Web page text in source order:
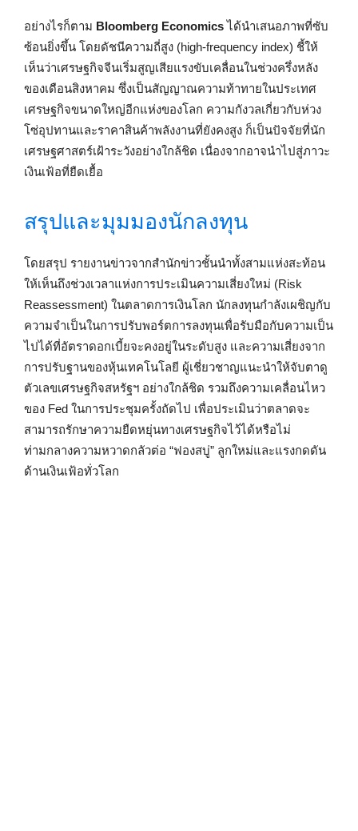
อย่างไรก็ตาม Bloomberg Economicsได้นำเสนอภาพที่ซับ
ซ้อนยิ่งขึ้น โดยดัชนีความถี่สูง (high-frequency index) ชี้ให้
เห็นว่าเศรษฐกิจจีนเริ่มสูญเสียแรงขับเคลื่อนในช่วงครึ่งหลัง
ของเดือนสิงหาคม ซึ่งเป็นสัญญาณความท้าทายในประเทศ
เศรษฐกิจขนาดใหญ่อีกแห่งของโลก ความกังวลเกี่ยวกับห่วง
โซ่อุปทานและราคาสินค้าพลังงานที่ยังคงสูง ก็เป็นปัจจัยที่นัก
เศรษฐศาสตร์เฝ้าระวังอย่างใกล้ชิด เนื่องจากอาจนำไปสู่ภาวะ
เงินเฟ้อที่ยืดเยื้อ
สรุปและมุมมองนักลงทุน
โดยสรุป รายงานข่าวจากสำนักข่าวชั้นนำทั้งสามแห่งสะท้อน
ให้เห็นถึงช่วงเวลาแห่งการประเมินความเสี่ยงใหม่ (Risk
Reassessment) ในตลาดการเงินโลก นักลงทุนกำลังเผชิญกับ
ความจำเป็นในการปรับพอร์ตการลงทุนเพื่อรับมือกับความเป็น
ไปได้ที่อัตราดอกเบี้ยจะคงอยู่ในระดับสูง และความเสี่ยงจาก
การปรับฐานของหุ้นเทคโนโลยี ผู้เชี่ยวชาญแนะนำให้จับตาดู
ตัวเลขเศรษฐกิจสหรัฐฯ อย่างใกล้ชิด รวมถึงความเคลื่อนไหว
ของ Fed ในการประชุมครั้งถัดไป เพื่อประเมินว่าตลาดจะ
สามารถรักษาความยืดหยุ่นทางเศรษฐกิจไว้ได้หรือไม่
ท่ามกลางความหวาดกลัวต่อ “ฟองสบู่” ลูกใหม่และแรงกดดัน
ด้านเงินเฟ้อทั่วโลก